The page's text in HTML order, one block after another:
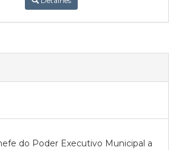
do Poder Executivo Municipal a